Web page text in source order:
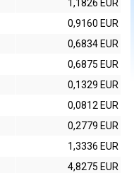
1,1826 EUR
0,9160 EUR
0,6834 EUR
0,6875 EUR
0,1329 EUR
0,0812 EUR
0,2779 EUR
1,3336 EUR
4,8275 EUR